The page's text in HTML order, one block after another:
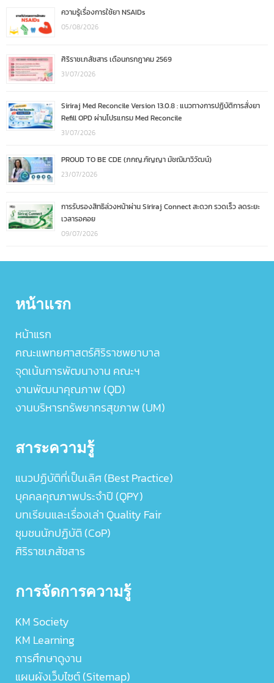
ความรู้เรื่องการใช้ยา NSAIDs
05/08/2026
ศิริราชเภสัชสาร เดือนกรกฎาคม 2569
31/07/2026
Siriraj Med Reconcile Version 13.0.8 : แนวทางการปฏิบัติการสั่งยา
Refill OPD ผ่านโปรแกรม Med Reconcile
31/07/2026
PROUD TO BE CDE (ภกญ.กัญญา มัชฌิมาวิวัฒน์)
23/07/2026
การรับรองสิทธิล่วงหน้าผ่าน Siriraj Connect สะดวก รวดเร็ว ลดระยะ
เวลารอคอย
09/07/2026
หน้าแรก
หน้าแรก
คณะแพทยศาสตร์ศิริราชพยาบาล
จุดเน้นการพัฒนางาน คณะฯ
งานพัฒนาคุณภาพ (QD)
งานบริหารทรัพยากรสุขภาพ (UM)
สาระความรู้
แนวปฏิบัติที่เป็นเลิศ (Best Practice)
บุคคลคุณภาพประจำปี (QPY)
บทเรียนและเรื่องเล่า Quality Fair
ชุมชนนักปฏิบัติ (CoP)
ศิริราชเภสัชสาร
การจัดการความรู้
KM Society
KM Learning
การศึกษาดูงาน
แผนผังเว็บไซต์ (Sitemap)